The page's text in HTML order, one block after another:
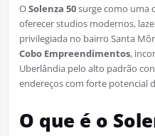
OSolenza 50surge como uma
oferecer studios modernos,
privilegiada no bairro Santa
Cobo Empreendimentos,
Uberlândia pelo alto padrão
endereços com forte potencial
O que é o